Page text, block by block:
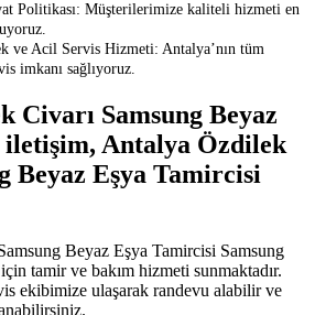
Politikası: Müşterilerimize kaliteli hizmeti en
ve Acil Servis Hizmeti: Antalya’nın tüm
imkanı sağlıyoruz.
Civarı Samsung Beyaz
Antalya Özdilek
Beyaz Eşya Tamircisi
Beyaz Eşya Tamircisi Samsung
tamir ve bakım hizmeti sunmaktadır.
ekibimize ulaşarak randevu alabilir ve